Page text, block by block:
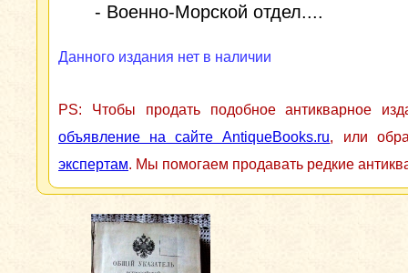
- Военно-Морской отдел....
Данного издания нет в наличии
PS: Чтобы продать подобное антикварное
объявление на сайте AntiqueBooks.ru, или
экспертам. Мы помогаем продавать редкие